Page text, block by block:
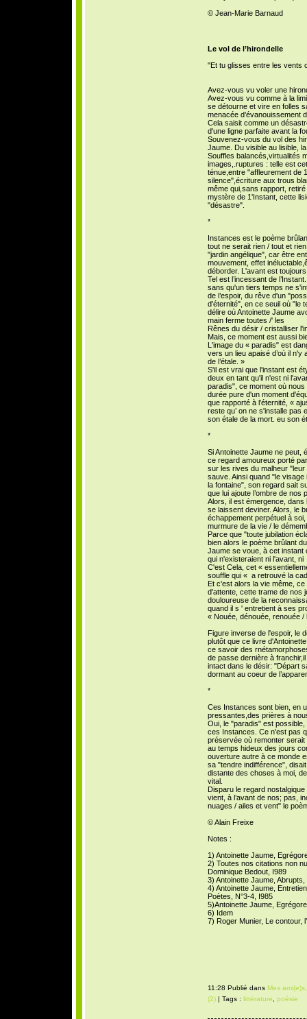
© Jean-Marie Barnaud
Le vol de l’hirondelle
"Et tu glisses entre les vents
Avez-vous vu voler une
Avez-vous vu comme à la
se détourne et vire en folles
menacée d’évanouissement
Cela saisit comme un
d'une ligne parfaite avant la
Souvenez-vous du vol des
Jaume. Du visible au lisible,
Souffles balancés,virtualités
images,.ruptures : telle est
ténue,entre "affleurement de
silence",écriture aux trous
même qui,sans rapport,
mystère de 1'Instant, cette
"désastre".
*
Instances est le poème
tout ne serait rien / tout et
"jardin angélique", car être
mouvement, effet
déborder. L'avant est
Tel est l’incessant de
sans qu'un tiers temps ne
de l’espoir, du rêve d'un
d'éternité", en ce seuil où "le
délire où Antoinette Jaume
main ferme toutes /' les
Rênes du désir / cristalliser
Mais, ce moment est aussi
L'image du « paradis" est
vers un lieu apaisé d’où il n'y
de l’étale. »
S'il est vrai que l'instant est
deux en tant qu'il n'est ni
paradis", ce moment où
durée pure d'un moment
que rapporté à l’éternité, «
reste qu’ on ne s'installe pas
son étale de la mort. eu son
*
Si Antoinette Jaume ne peut,
ce regard amoureux porté
sur les rives du malheur
sauve. Ainsi quand "le
la fontaine", son regard sait
que lui ajoute l’ombre de
Alors, il est émergence,
se laissent deviner. Alors, le
échappement perpétuel à
murmure de la vie / le
Parce que "toute jubilation
bien alors le poème brûlant
Jaume se voue, à cet instant
qui n'existeraient ni l'avant, ni
C'est Cela, cet «
souffle qui « a retrouvé la
Et c'est alors la vie même,
d'attente, cette trame de nos
douloureuse de la
quand il s ' entretient à ses
« Nouée, dénouée, renouée /
Figure inverse de l'espoir, le
plutôt que ce livre
ce savoir des
de passe dernière à
intact dans le désir: "Départ
dormant au coeur de
*
Ces Instances sont bien, en
pressantes,des prières à
Oui, le "paradis" est
ces Instances. Ce n'est pas
préservée où remonter
au temps hideux des jours
ouverture autre à ce monde
sa "tendre indifférence",
distante des choses à moi,
vital.
Disparu le regard
vient, à l’avant de nos; pas,
nuages / ailes et vent" le
© Alain Freixe
Notes :
1) Antoinette Jaume,
2) Toutes nos citations non
Dominique Bedout, I989
3) Antoinette Jaume, Abrupts,
4) Antoinette Jaume,
Poètes, N°3-4, I985
5)Antoinette Jaume,
6) Idem
7) Roger Munier, Le contour,
11:28 Publié dans Mes
(2)| Tags : littérature poésie